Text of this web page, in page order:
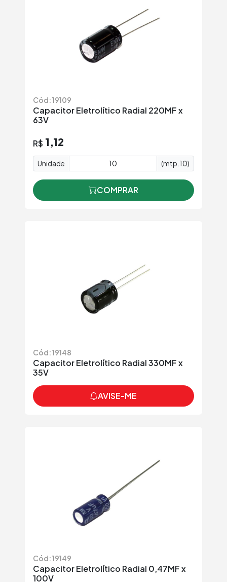
Cód: 19109
Capacitor Eletrolítico Radial 220MF x
63V
R$ 1,12
Unidade (mtp.10)
COMPRAR
Cód: 19148
Capacitor Eletrolítico Radial 330MF x
35V
AVISE-ME
Cód: 19149
Capacitor Eletrolítico Radial 0,47MF x
100V